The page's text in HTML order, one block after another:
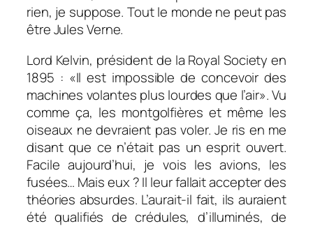
rien, je suppose. Tout le monde ne peut pas
être Jules Verne.
Lord Kelvin, président de la Royal Society en
1895 : «Il est impossible de concevoir des
machines volantes plus lourdes que l’air». Vu
comme ça, les montgolfières et même les
oiseaux ne devraient pas voler. Je ris en me
disant que ce n’était pas un esprit ouvert.
Facile aujourd’hui, je vois les avions, les
fusées… Mais eux ? Il leur fallait accepter des
théories absurdes. L’aurait-il fait, ils auraient
été qualifiés de crédules, d’illuminés, de